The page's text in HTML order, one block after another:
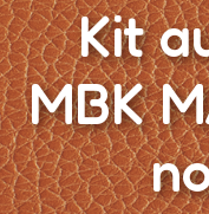
Kit
MBK